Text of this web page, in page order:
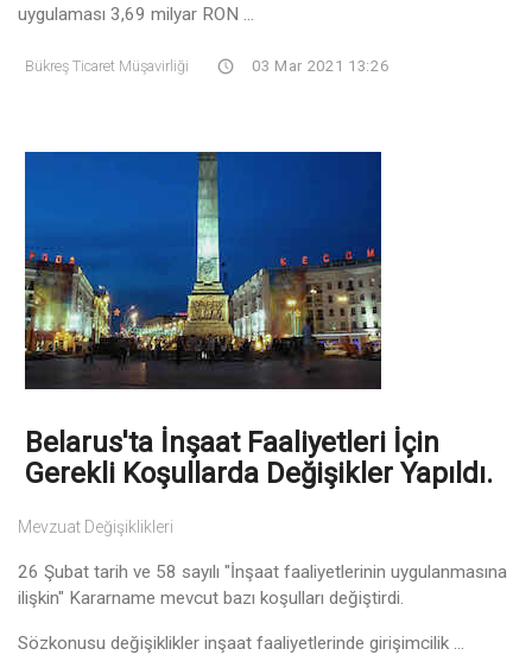
uygulaması 3,69 milyar RON ...
Bükreş Ticaret Müşavirliği 03 Mar 2021 13:26
Belarus'ta İnşaat Faaliyetleri İçin
Gerekli Koşullarda Değişikler Yapıldı.
Mevzuat Değişiklikleri
26 Şubat tarih ve 58 sayılı "İnşaat faaliyetlerinin uygulanmasına
ilişkin" Kararname mevcut bazı koşulları değiştirdi.
Sözkonusu değişiklikler inşaat faaliyetlerinde girişimcilik ...